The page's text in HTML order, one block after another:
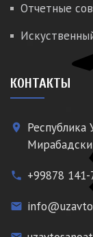
Отчетные
КОНТАКТЫ
place
Республика
phone +99878
email